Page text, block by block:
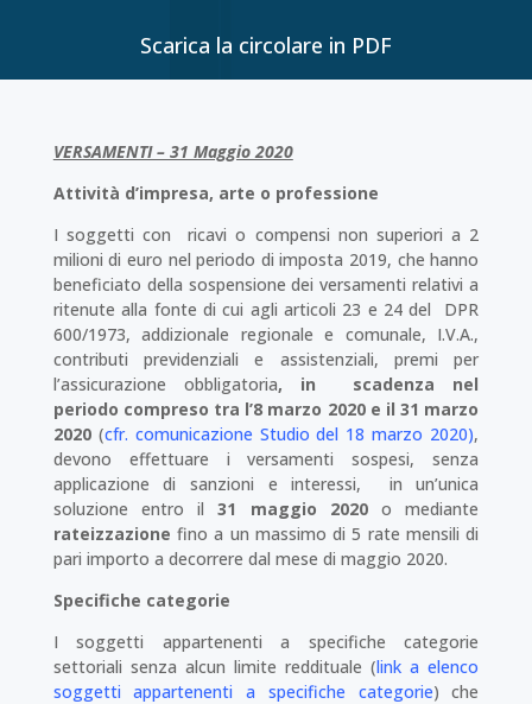
Scarica la circolare in PDF
VERSAMENTI – 31 Maggio 2020
Attività d’impresa, arte o professione
I soggetti con ricavi o compensi non superiori a 2
milioni di euro nel periodo di imposta 2019, che hanno
beneficiato della sospensione dei versamenti relativi a
ritenute alla fonte di cui agli articoli 23 e 24 del DPR
600/1973, addizionale regionale e comunale, I.V.A.,
contributi previdenziali e assistenziali, premi per
l’assicurazione obbligatoria, in scadenza nel
periodo compreso tra l’8 marzo 2020 e il 31 marzo
2020(cfr. comunicazione Studio del 18 marzo 2020),
devono effettuare i versamenti sospesi, senza
applicazione di sanzioni e interessi, in un’unica
soluzione entro il31 maggio 2020o mediante
rateizzazione fino a un massimo di 5 rate mensili di
pari importo a decorrere dal mese di maggio 2020.
Specifiche categorie
I soggetti appartenenti a specifiche categorie
settoriali senza alcun limite reddituale (link a elenco
soggetti appartenenti a specifiche categorie) che